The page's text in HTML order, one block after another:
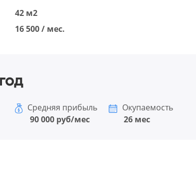
42 м2
16 500 / мес.
Средняя прибыль
90 000 руб/мес
Окупаемость
26 мес